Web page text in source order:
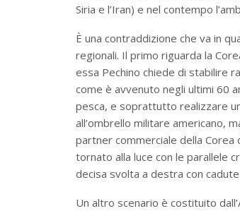
Siria e l’Iran) e nel contempo
È una contraddizione che va in
regionali. Il primo riguarda la
essa Pechino chiede di stabilire
come è avvenuto negli ultimi 60
pesca, e soprattutto realizzare
all’ombrello militare americano,
partner commerciale della Corea
tornato alla luce con le parallele
decisa svolta a destra con
Un altro scenario è costituito